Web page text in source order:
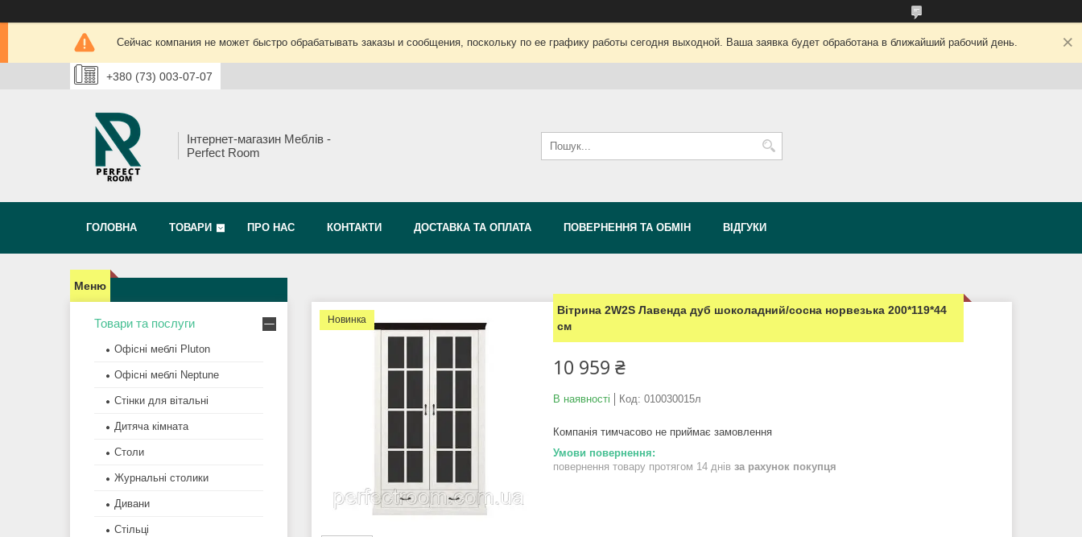
Сейчас компания не может быстро обрабатывать заказы и сообщения, поскольку по ее графику работы сегодня выходной. Ваша заявка будет обработана в ближайший рабочий день.
+380 (73) 003-07-07
Інтернет-магазин Меблів -
Perfect Room
ГОЛОВНА ТОВАРИ ПРО НАС КОНТАКТИ ДОСТАВКА ТА ОПЛАТА ПОВЕРНЕННЯ ТА ОБМІН ВІДГУКИ
Новинка
Вітрина 2W2S Лавенда дуб шоколадний/сосна норвезька 200*119*44
см
10 959 ₴
В наявності Код: 010030015л
Компанія тимчасово не приймає замовлення
повернення товару протягом 14 днів за рахунок покупця
Товари та послуги
Офісні меблі Pluton
Офісні меблі Neptune
Стінки для вітальні
Дитяча кімната
Столи
Журнальні столики
Дивани
Стільці